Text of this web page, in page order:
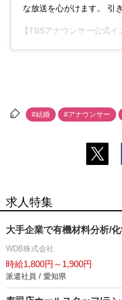
な放送を心がけます。 引
【TBSアナウンサー公式イ
#結婚 #アナウンサー
求人特集
大手企業で有機材料分析/
WDB株式会社
時給1,800円～1,900円
派遣社員 / 愛知県